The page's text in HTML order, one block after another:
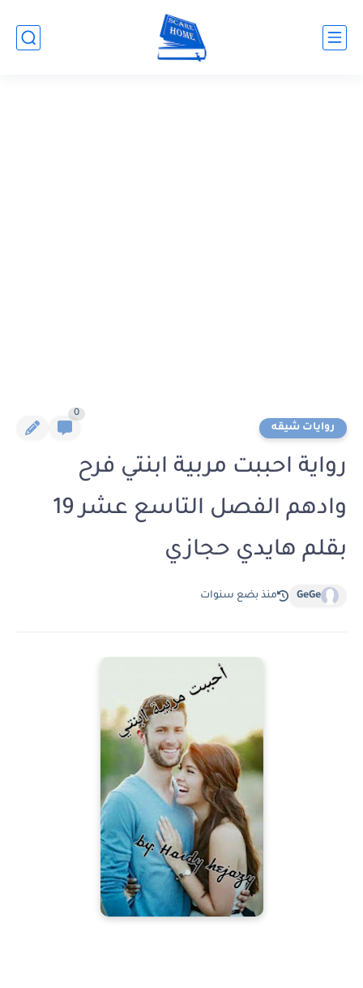
روايات شيقه
0
رواية احببت مربية ابنتي فرح
وادهم الفصل التاسع عشر 19
بقلم هايدي حجازي
GeGe منذ بضع سنوات